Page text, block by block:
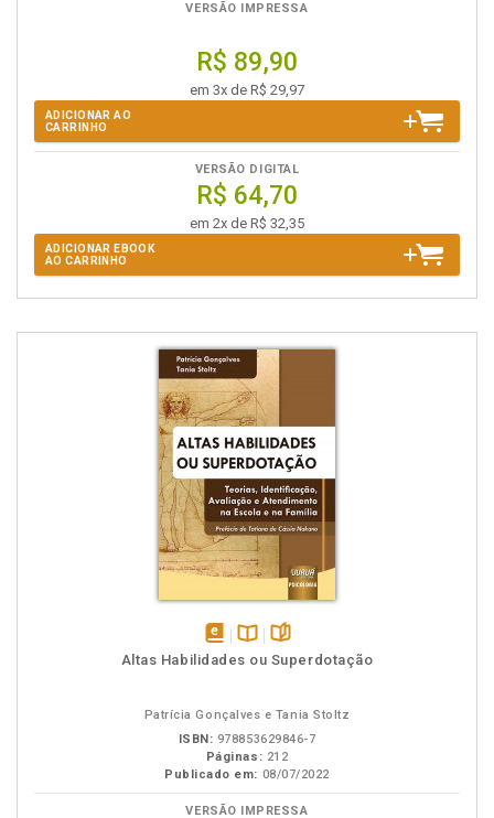
VERSÃO IMPRESSA
R$ 89,90
em 3x de R$ 29,97
ADICIONAR AO
CARRINHO
VERSÃO DIGITAL
R$ 64,70
em 2x de R$ 32,35
ADICIONAR EBOOK
AO CARRINHO
disponívelDisponível
páginas
Altas Habilidades ou Superdotação
Patrícia Gonçalves e Tania Stoltz
ISBN: 978853629846-7
Páginas: 212
Publicado em: 08/07/2022
VERSÃO IMPRESSA